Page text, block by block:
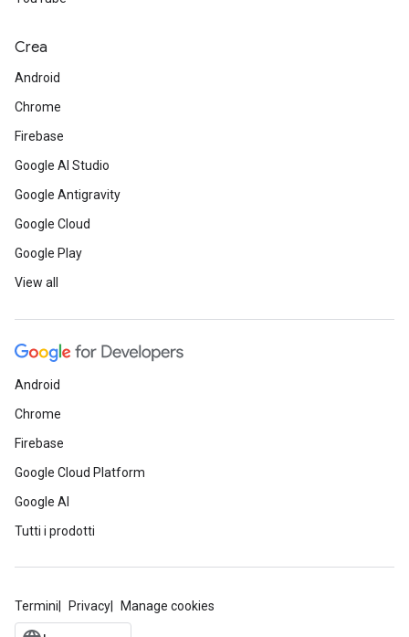
Crea
Android
Chrome
Firebase
Google AI Studio
Google Antigravity
Google Cloud
Google Play
View all
Android
Chrome
Firebase
Google Cloud Platform
Google AI
Tutti i prodotti
Termini Privacy Manage cookies